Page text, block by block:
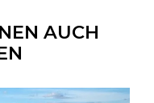
AUCH